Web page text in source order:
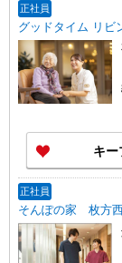
正社員
グッドタイム リビ
キー
正社員
そんぽの家 枚方